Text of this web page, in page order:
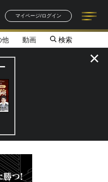
マイページ/ログイン
記事一覧
著者一覧
他 動画 検索
／補助金から実需へ、知られ
×